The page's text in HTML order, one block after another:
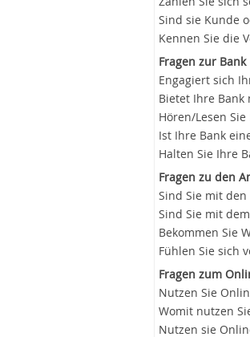
Sind sie Kunde
Kennen Sie die
Fragen zur Bank
Engagiert sich
Bietet Ihre Bank
Hören/Lesen
Ist Ihre Bank
Halten Sie Ihre
Fragen zu den
Sind Sie mit
Sind Sie mit
Bekommen Sie
Fühlen Sie sich
Fragen zum
Nutzen Sie
Womit nutzen
Nutzen sie